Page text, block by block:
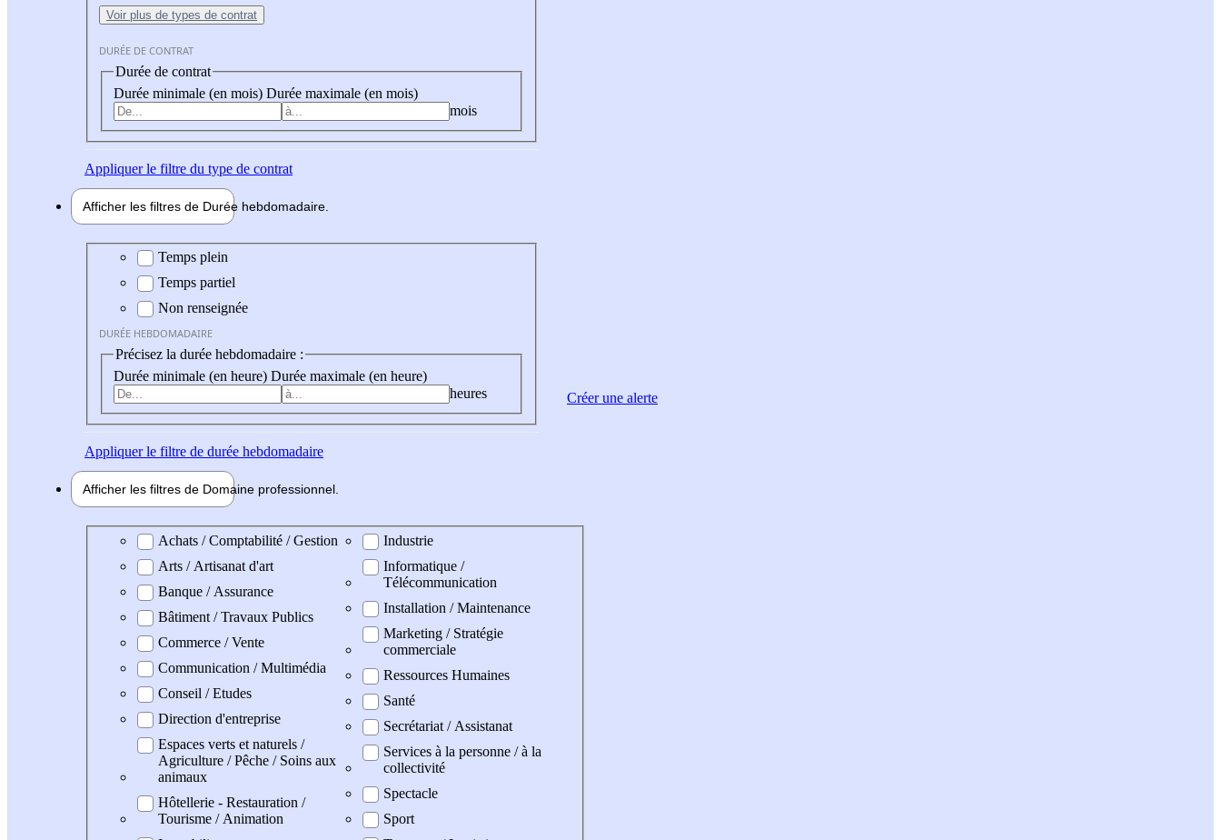
Voir plus de types de contrat
DURÉE DE CONTRAT
Durée de contrat
Durée minimale (en mois) Durée maximale (en mois)
mois
Appliquerle filtre du type de contrat
Afficher les filtres de Durée hebdomadaire
Durée hebdomadaire
Temps plein
Temps partiel
Non renseignée
DURÉE HEBDOMADAIRE
Précisez la durée hebdomadaire :
Durée minimale (en heure) Durée maximale (en heure)
heures
Appliquerle filtre de durée hebdomadaire
Afficher les filtres de Domaine professionnel
Domaine professionel
Achats / Comptabilité / Gestion
Arts / Artisanat d'art
Banque / Assurance
Bâtiment / Travaux Publics
Commerce / Vente
Communication / Multimédia
Conseil / Etudes
Direction d'entreprise
Espaces verts et naturels /
Agriculture / Pêche / Soins aux
animaux
Hôtellerie - Restauration /
Tourisme / Animation
Industrie
Informatique /
Télécommunication
Installation / Maintenance
Marketing / Stratégie
commerciale
Ressources Humaines
Santé
Secrétariat / Assistanat
Services à la personne / à la
collectivité
Spectacle
Sport
Créer une alerte